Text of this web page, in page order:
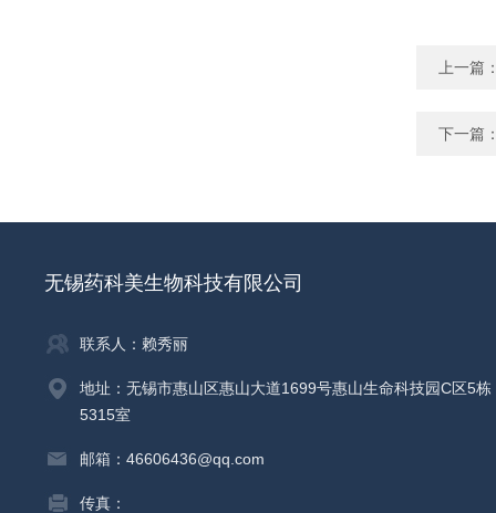
上一篇
下一篇
无锡药科美生物科技有限公司
联系人：赖秀丽
地址：无锡市惠山区惠山大道1699号惠山生命科技园C区5栋
5315室
邮箱：46606436@qq.com
传真：